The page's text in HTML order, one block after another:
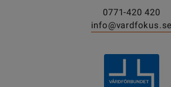
0771-420 420
info@vardfokus.se